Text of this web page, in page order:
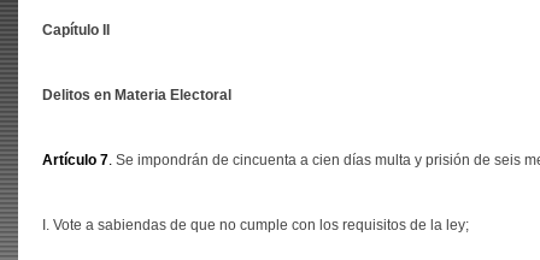
Capítulo II
Delitos en Materia Electoral
Artículo 7. Se impondrán de cincuenta a cien días multa y prisión de seis
I. Vote a sabiendas de que no cumple con los requisitos de la ley;